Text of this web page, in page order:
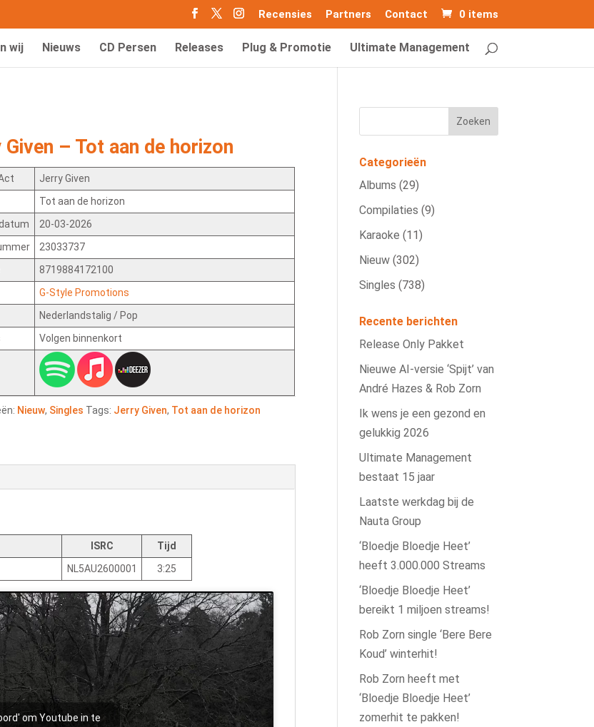
Recensies Partners Contact 0 items
wij Nieuws CD Persen Releases Plug & Promotie Ultimate Management
– Tot aan de horizon
Jerry Given
Tot aan de horizon
20-03-2026
23033737
8719884172100
G-Style Promotions
Nederlandstalig / Pop
Volgen binnenkort
Nieuw, Singles Tags: Jerry Given, Tot aan de horizon
ISRC
Tijd
NL5AU2600001 3:25
om Youtube in te
Categorieën
Albums (29)
Compilaties (9)
Karaoke (11)
Nieuw (302)
Singles (738)
Recente berichten
Release Only Pakket
Nieuwe AI‑versie ‘Spijt’ van
André Hazes & Rob Zorn
Ik wens je een gezond en
gelukkig 2026
Ultimate Management
bestaat 15 jaar
Laatste werkdag bij de
Nauta Group
‘Bloedje Bloedje Heet’
heeft 3.000.000 Streams
‘Bloedje Bloedje Heet’
bereikt 1 miljoen streams!
Rob Zorn single ‘Bere Bere
Koud’ winterhit!
Rob Zorn heeft met
‘Bloedje Bloedje Heet’
zomerhit te pakken!